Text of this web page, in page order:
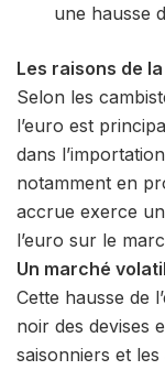
une hausse
Les raisons de
Selon les
l’euro est
dans
notamment en
accrue exerce
l’euro sur le
Un marché
Cette hausse de
noir des devises
saisonniers et